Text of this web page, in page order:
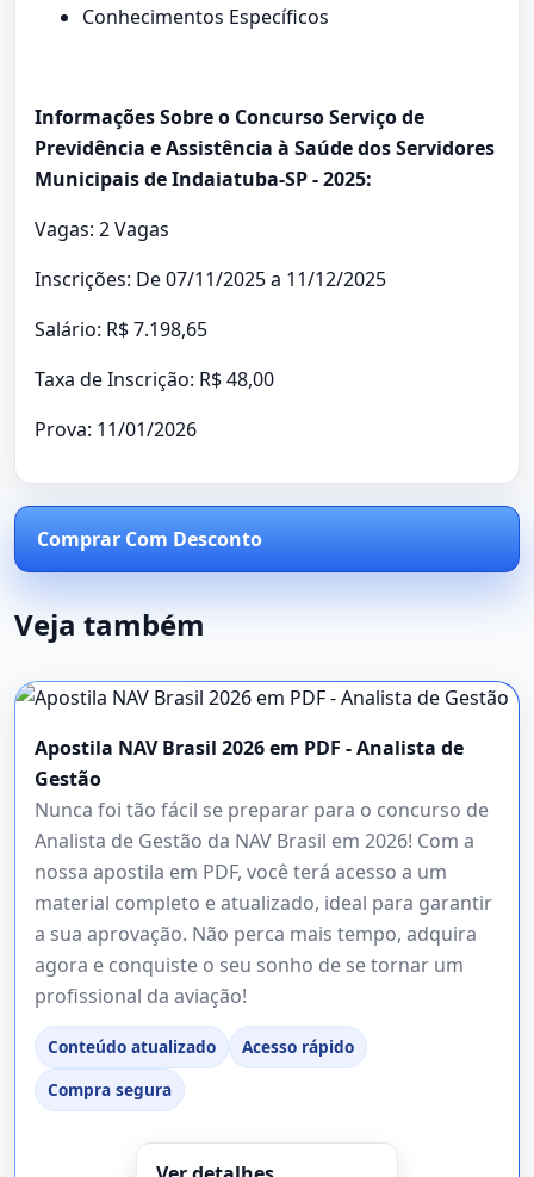
Conhecimentos Específicos
Informações Sobre o Concurso Serviço de
Previdência e Assistência à Saúde dos Servidores
Municipais de Indaiatuba-SP - 2025:
Vagas: 2 Vagas
Inscrições: De 07/11/2025 a 11/12/2025
Salário: R$ 7.198,65
Taxa de Inscrição: R$ 48,00
Prova: 11/01/2026
Comprar Com Desconto
Veja também
Apostila NAV Brasil 2026 em PDF - Analista de
Gestão
Nunca foi tão fácil se preparar para o concurso de
Analista de Gestão da NAV Brasil em 2026! Com a
nossa apostila em PDF, você terá acesso a um
material completo e atualizado, ideal para garantir
a sua aprovação. Não perca mais tempo, adquira
agora e conquiste o seu sonho de se tornar um
profissional da aviação!
Conteúdo atualizado
Acesso rápido
Compra segura